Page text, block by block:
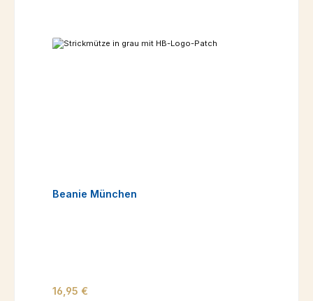
Beanie München
Regulärer Preis:
16,95 €